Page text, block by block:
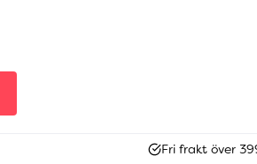
Fri frakt över